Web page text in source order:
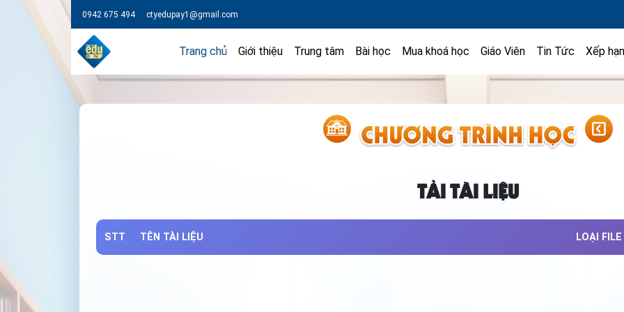
0942 675 494 ctyedupay1@gmail.com
Trang chủ Giới thiệu Trung tâm Bài học Mua khoá học Giáo Viên Tin Tức Xếp
TẢI TÀI LIỆU
STT TÊN TÀI LIỆU LOẠI FILE